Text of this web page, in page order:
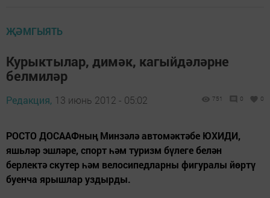
ҖӘМГЫЯТЬ
Курыктылар, димәк, кагыйдәләрне
белмиләр
Редакция, 13 июнь 2012 - 05:02 751 0 0
РОСТО ДОСААФның Минзәлә автомәктәбе ЮХИДИ,
яшьләр эшләре, спорт һәм туризм бүлеге белән
берлектә скутер һәм велосипедларны фигуралы йөртү
буенча ярышлар уздырды.